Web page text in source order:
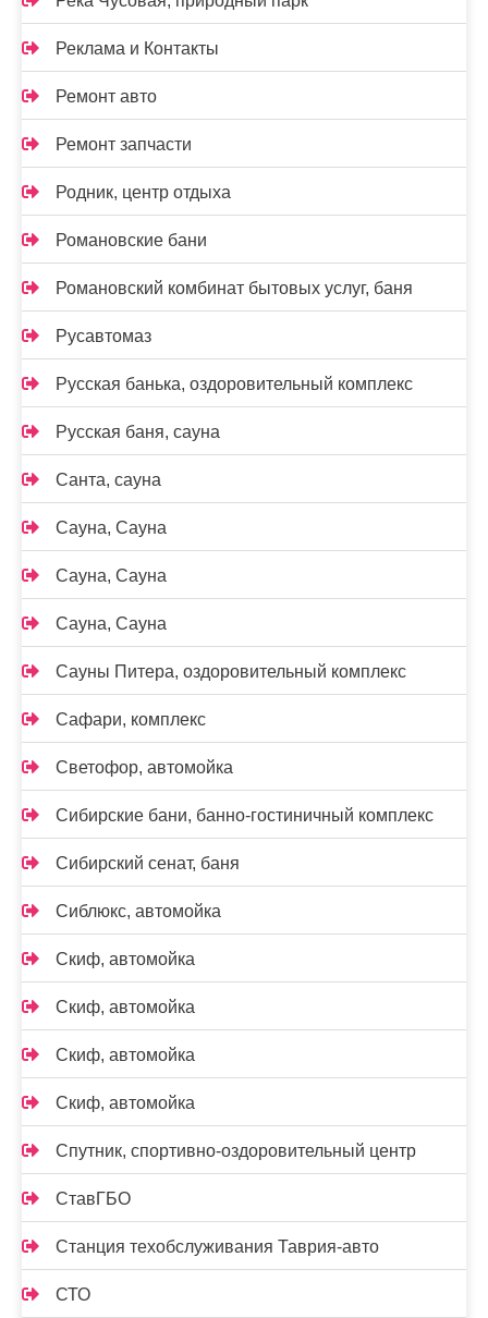
Реклама и Контакты
Ремонт авто
Ремонт запчасти
Родник, центр отдыха
Романовские бани
Романовский комбинат бытовых услуг, баня
Русавтомаз
Русская банька, оздоровительный комплекс
Русская баня, сауна
Санта, сауна
Сауна, Сауна
Сауна, Сауна
Сауна, Сауна
Сауны Питера, оздоровительный комплекс
Сафари, комплекс
Светофор, автомойка
Сибирские бани, банно-гостиничный комплекс
Сибирский сенат, баня
Сиблюкс, автомойка
Скиф, автомойка
Скиф, автомойка
Скиф, автомойка
Скиф, автомойка
Спутник, спортивно-оздоровительный центр
СтавГБО
Станция техобслуживания Таврия-авто
СТО